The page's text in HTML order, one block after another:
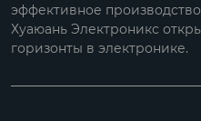
эффективное
Хуаюань Электроникс
горизонты в электронике.